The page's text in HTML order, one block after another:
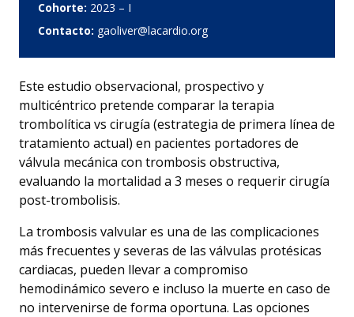
Cohorte: 2023 – I
Contacto: gaoliver@lacardio.org
Este estudio observacional, prospectivo y
multicéntrico pretende comparar la terapia
trombolítica vs cirugía (estrategia de primera línea de
tratamiento actual) en pacientes portadores de
válvula mecánica con trombosis obstructiva,
evaluando la mortalidad a 3 meses o requerir cirugía
post-trombolisis.
La trombosis valvular es una de las complicaciones
más frecuentes y severas de las válvulas protésicas
cardiacas, pueden llevar a compromiso
hemodinámico severo e incluso la muerte en caso de
no intervenirse de forma oportuna. Las opciones